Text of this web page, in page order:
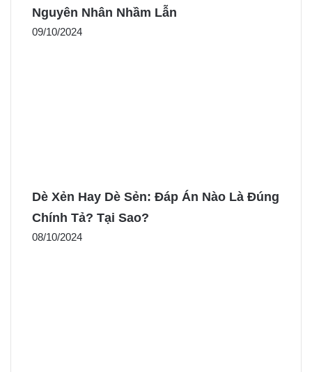
Nguyên Nhân Nhầm Lẫn
09/10/2024
Dè Xẻn Hay Dè Sẻn: Đáp Án Nào Là Đúng
Chính Tả? Tại Sao?
08/10/2024